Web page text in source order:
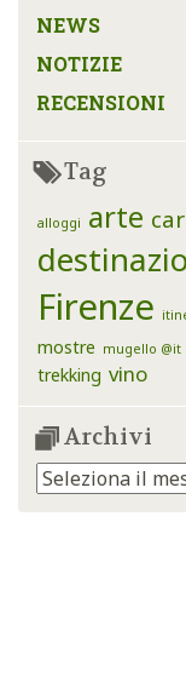
NEWS
NOTIZIE
RECENSIONI
Tag
alloggi arte
Firenze
mostre mugello @it
trekking vino
Archivi
Archivi